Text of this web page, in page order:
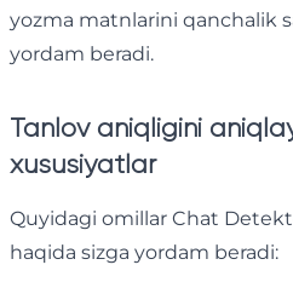
yozma matnlarini qanchalik
yordam beradi.
Tanlov aniqligini
xususiyatlar
Quyidagi omillar Chat
haqida sizga yordam beradi: